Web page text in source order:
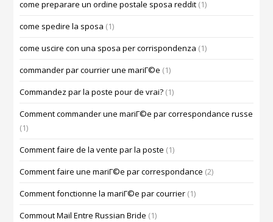
come preparare un ordine postale sposa reddit (1)
come spedire la sposa (1)
come uscire con una sposa per corrispondenza (1)
commander par courrier une mariГ©e (1)
Commandez par la poste pour de vrai? (1)
Comment commander une mariГ©e par correspondance russe
(1)
Comment faire de la vente par la poste (1)
Comment faire une mariГ©e par correspondance (2)
Comment fonctionne la mariГ©e par courrier (1)
Commout Mail Entre Russian Bride (1)